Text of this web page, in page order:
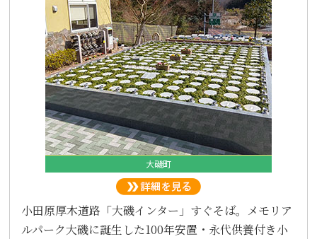
大磯町
小田原厚木道路「大磯インター」すぐそば。メモリア
ルパーク大磯に誕生した100年安置・永代供養付き小